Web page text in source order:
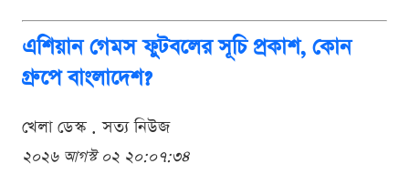
এশিয়ান গেমস ফুটবলের সূচি প্রকাশ, কোন
গ্রুপে বাংলাদেশ?
খেলা ডেস্ক . সত্য নিউজ
২০২৬ আগস্ট ০২ ২০:০৭:৩৪